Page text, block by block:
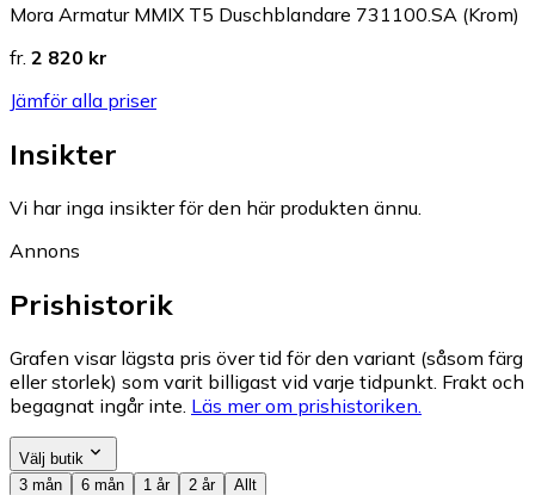
Mora Armatur MMIX T5 Duschblandare 731100.SA (Krom)
fr. 2 820 kr
Jämför alla priser
Insikter
Vi har inga insikter för den här produkten ännu.
Annons
Prishistorik
Grafen visar lägsta pris över tid för den variant (såsom färg
eller storlek) som varit billigast vid varje tidpunkt. Frakt och
begagnat ingår inte. Läs mer om prishistoriken.
Välj butik
3 mån
6 mån 1 år 2 år Allt